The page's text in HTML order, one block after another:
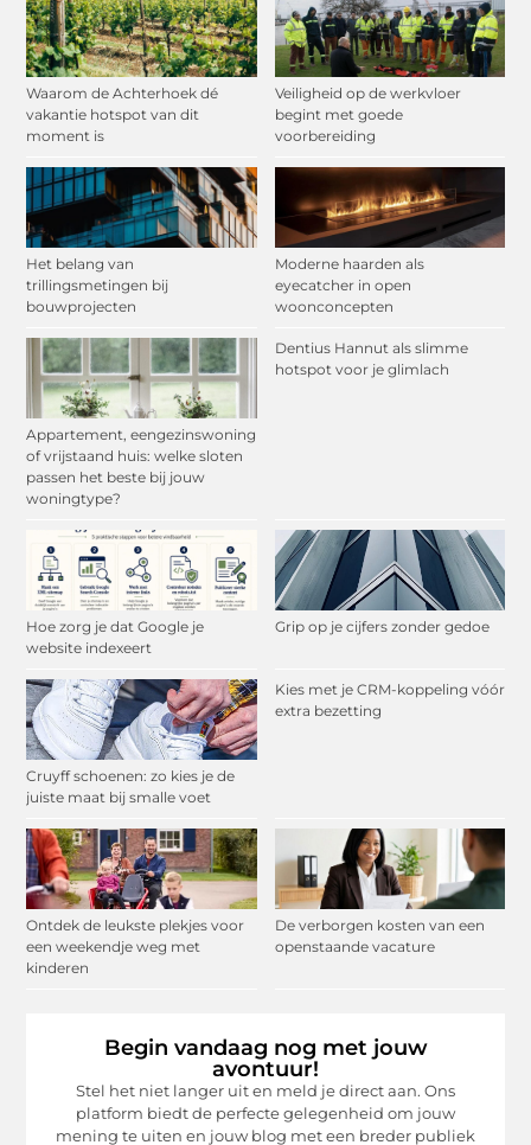
Waarom de Achterhoek dé
vakantie hotspot van dit
moment is
Veiligheid op de werkvloer
begint met goede
voorbereiding
Het belang van
trillingsmetingen bij
bouwprojecten
Moderne haarden als
eyecatcher in open
woonconcepten
Appartement, eengezinswoning
of vrijstaand huis: welke sloten
passen het beste bij jouw
woningtype?
Dentius Hannut als slimme
hotspot voor je glimlach
Hoe zorg je dat Google je
website indexeert
Grip op je cijfers zonder gedoe
Cruyff schoenen: zo kies je de
juiste maat bij smalle voet
Kies met je CRM-koppeling vóór
extra bezetting
Ontdek de leukste plekjes voor
een weekendje weg met
kinderen
De verborgen kosten van een
openstaande vacature
Begin vandaag nog met jouw
avontuur!
Stel het niet langer uit en meld je direct aan. Ons
platform biedt de perfecte gelegenheid om jouw
mening te uiten en jouw blog met een breder publiek